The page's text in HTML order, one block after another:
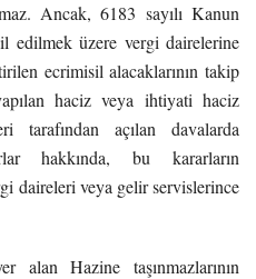
Ancak, 6183 sayılı Kanun
edilmek üzere vergi dairelerine
ecrimisil alacaklarının takip
haciz veya ihtiyati haciz
tarafından açılan davalarda
hakkında, bu kararların
daireleri veya gelir servislerince
alan Hazine taşınmazlarının